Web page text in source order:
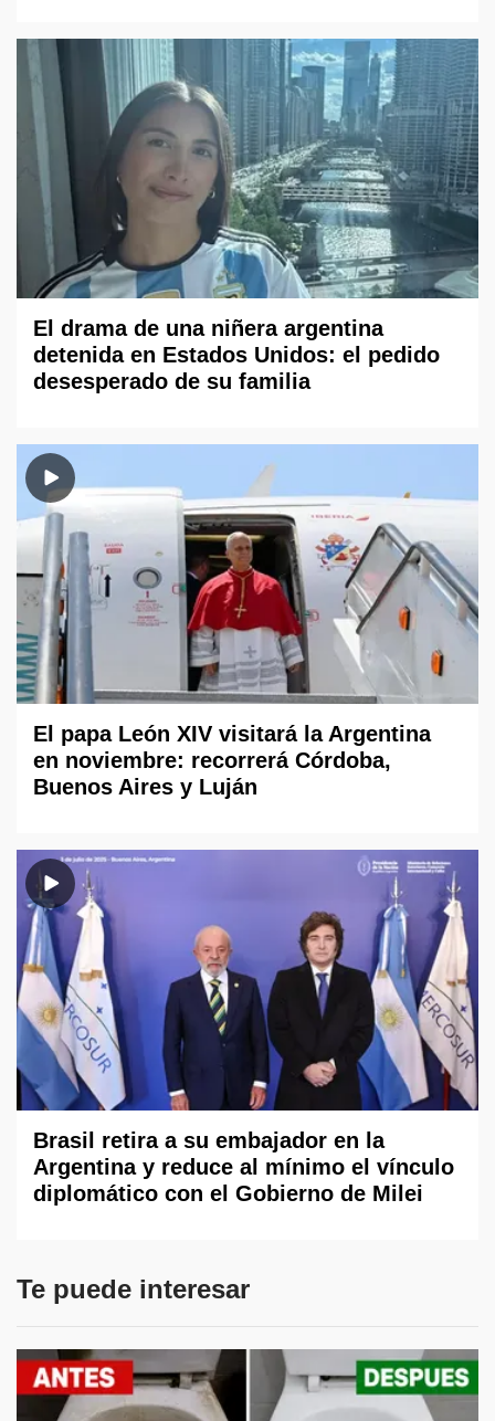
El drama de una niñera argentina
detenida en Estados Unidos: el pedido
desesperado de su familia
El papa León XIV visitará la Argentina
en noviembre: recorrerá Córdoba,
Buenos Aires y Luján
Brasil retira a su embajador en la
Argentina y reduce al mínimo el vínculo
diplomático con el Gobierno de Milei
Te puede interesar